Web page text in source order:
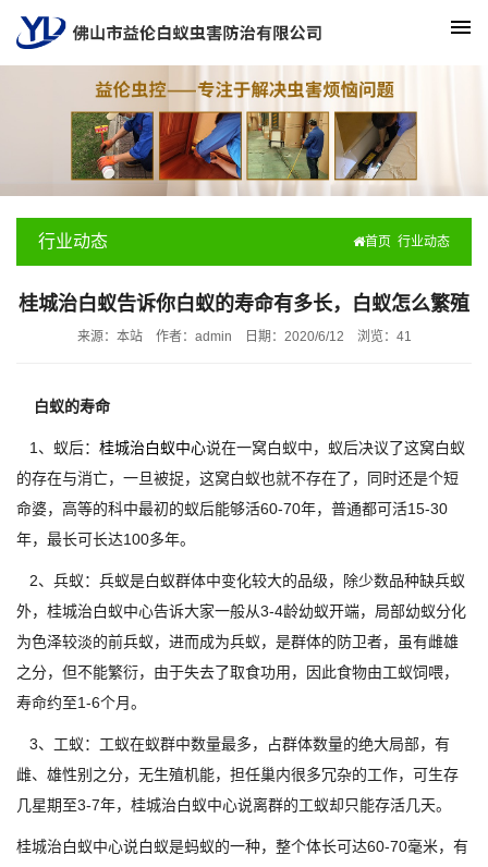
行业动态 首页 行业动态
桂城治白蚁告诉你白蚁的寿命有多长，白蚁怎么繁殖
来源：本站 作者：admin 日期：2020/6/12 浏览： 41
白蚁的寿命
1、蚁后： 桂城治白蚁中心说在一窝白蚁中，蚁后决议了这窝白蚁
的存在与消亡，一旦被捉，这窝白蚁也就不存在了，同时还是个短
命婆，高等的科中最初的蚁后能够活60-70年，普通都可活15-30
年，最长可长达100多年。
2、兵蚁：兵蚁是白蚁群体中变化较大的品级，除少数品种缺兵蚁
外，桂城治白蚁中心告诉大家一般从3-4龄幼蚁开端，局部幼蚁分化
为色泽较淡的前兵蚁，进而成为兵蚁，是群体的防卫者，虽有雌雄
之分，但不能繁衍，由于失去了取食功用，因此食物由工蚁饲喂，
寿命约至1-6个月。
3、工蚁：工蚁在蚁群中数量最多，占群体数量的绝大局部，有
雌、雄性别之分，无生殖机能，担任巢内很多冗杂的工作，可生存
几星期至3-7年，桂城治白蚁中心说离群的工蚁却只能存活几天。
桂城治白蚁中心说白蚁是蚂蚁的一种，整个体长可达60-70毫米，有